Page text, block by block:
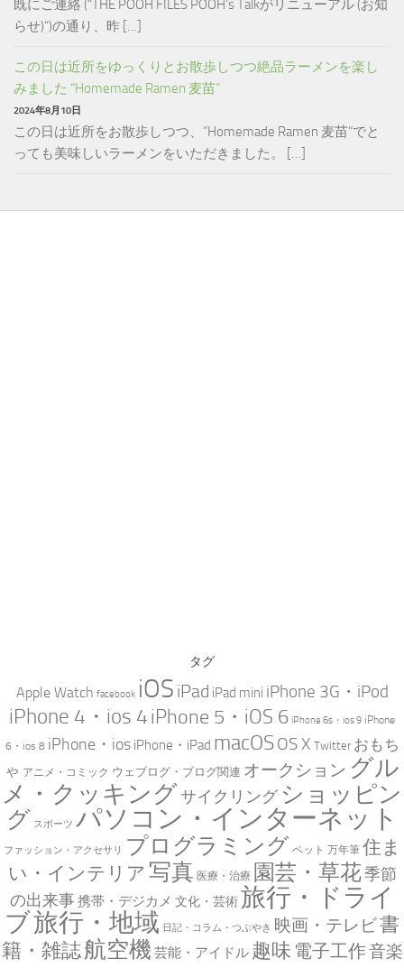
既にご連絡 (“THE POOH FILES POOH’s Talkがリニューアル (お知
らせ)“)の通り、昨 […]
この日は近所をゆっくりとお散歩しつつ絶品ラーメンを楽し
みました “Homemade Ramen 麦苗”
2024年8月10日
この日は近所をお散歩しつつ、”Homemade Ramen 麦苗”でと
っても美味しいラーメンをいただきました。 […]
タグ
Apple Watch facebook iOS iPad iPad mini iPhone 3G・iPod
iPhone 4・ios 4iPhone 5・iOS 6 iPhone 6s・ios 9 iPhone
6・ios 8 iPhone・ios iPhone・iPad macOS OS X Twitter おもち
ゃ アニメ・コミック ウェブログ・ブログ関連 オークション グル
メ・クッキングサイクリング ショッピン
グ スポーツ パソコン・インターネット
ファッション・アクセサリ プログラミング ペット 万年筆 住ま
い・インテリア 写真 医療・治療 園芸・草花季節
の出来事携帯・デジカメ 文化・芸術 旅行・ドライ
ブ旅行・地域 日記・コラム・つぶやき 映画・テレビ書
籍・雑誌航空機 芸能・アイドル 趣味 電子工作音楽